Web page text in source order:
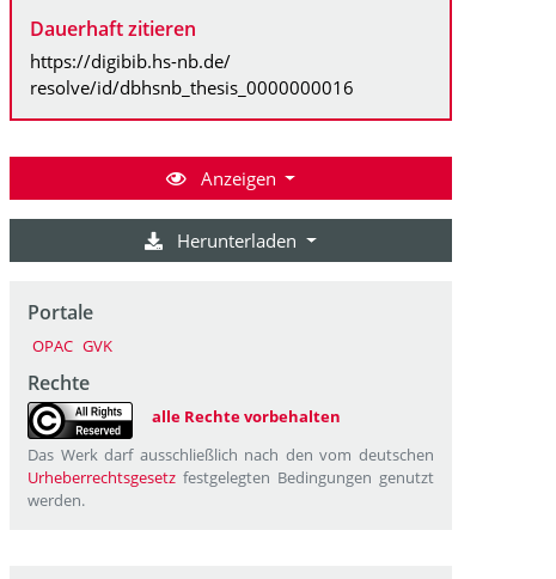
Dauerhaft zitieren
https://digibib.hs-nb.de/
resolve/id/dbhsnb_thesis_0000000016
Anzeigen
Herunterladen
Portale
OPAC GVK
Rechte
alle Rechte vorbehalten
Das Werk darf ausschließlich nach den vom deutschen
Urheberrechtsgesetz festgelegten Bedingungen genutzt
werden.